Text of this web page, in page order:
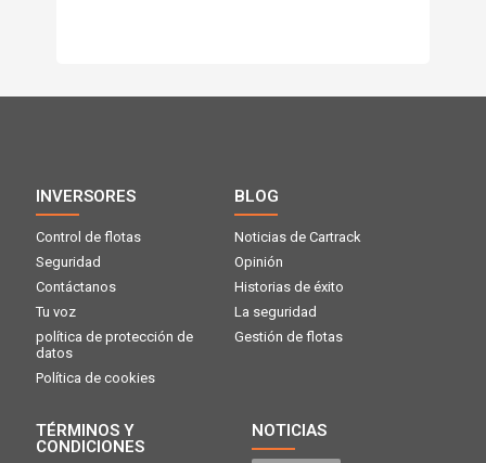
INVERSORES
Control de flotas
Seguridad
Contáctanos
Tu voz
política de protección de
datos
Política de cookies
BLOG
Noticias de Cartrack
Opinión
Historias de éxito
La seguridad
Gestión de flotas
NOTICIAS
TÉRMINOS Y
CONDICIONES